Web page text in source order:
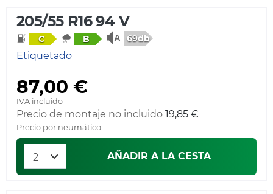
205/55 R16 94 V
C B 69db
Etiquetado
87,00 €
IVA incluido
Precio de montaje no incluido 19,85 €
Precio por neumático
AÑADIR A LA CESTA